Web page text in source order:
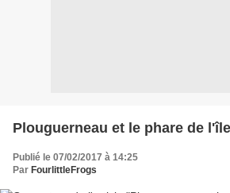
Plouguerneau et le phare de
Publié le 07/02/2017 à 14:25
Par FourlittleFrogs